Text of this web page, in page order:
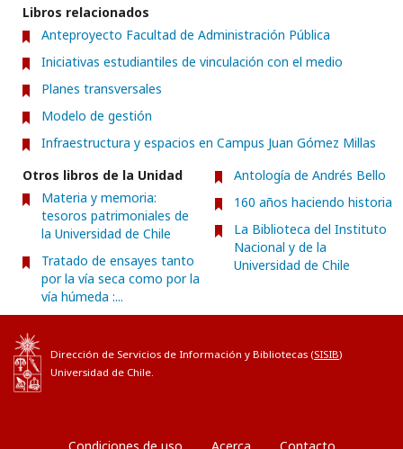
Libros relacionados
Anteproyecto Facultad de Administración Pública
Iniciativas estudiantiles de vinculación con el medio
Planes transversales
Modelo de gestión
Infraestructura y espacios en Campus Juan Gómez Millas
Otros libros de la Unidad
Materia y memoria:
tesoros patrimoniales de
la Universidad de Chile
Tratado de ensayes tanto
por la vía seca como por la
vía húmeda :...
Antología de Andrés Bello
160 años haciendo historia
La Biblioteca del Instituto
Nacional y de la
Universidad de Chile
Dirección de Servicios de Información y Bibliotecas (SISIB)
Universidad de Chile.